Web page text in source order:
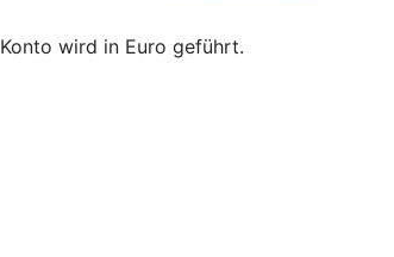
wird in Euro geführt.